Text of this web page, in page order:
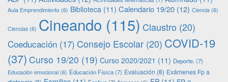
Aula Emprendimiento (6) Biblioteca (11) Calendario 19/20 (12) Ciencia (6)
Ciencias (6) Cineando (115) Claustro (20)
Coeducación (17) Consejo Escolar (20) COVID-19
(37) Curso 19/20 (19) Curso 2020/2021 (11) Deporte. (7)
Educación emocional (6) Educación Física(7) Evaluación (8) Exámenes Fp a